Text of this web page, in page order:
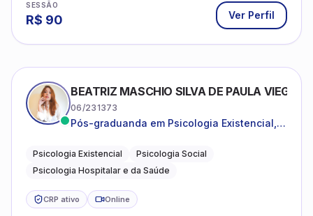
SESSÃO
R$ 90 Ver Perfil
BEATRIZ MASCHIO SILVA DE PAULA VIEGAS
06/231373
Pós-graduanda em Psicologia Existencial,
da Saúde.
Psicologia Existencial
Psicologia Social
Psicologia Hospitalar e da Saúde
CRP ativo Online